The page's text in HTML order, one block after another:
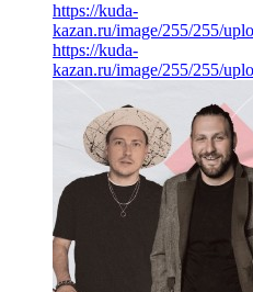
https://kuda-
kazan.ru/image/255/255/
https://kuda-
kazan.ru/image/255/255/